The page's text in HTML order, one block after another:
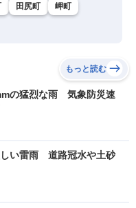
田尻町
岬町
もっと読む
の猛烈な雨 気象防災速
い雷雨 道路冠水や土砂